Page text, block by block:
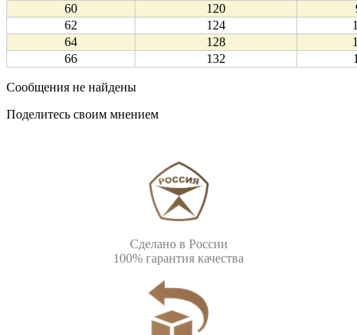
60
120
62
124
64
128
66
132
Сообщения не найдены
Поделитесь своим мнением
Сделано в России
100% гарантия качества